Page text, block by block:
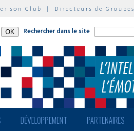
son Club | Directeurs de Groupes
Rechercher dans le site
DÉVELOPPEMENT PARTENAIRES